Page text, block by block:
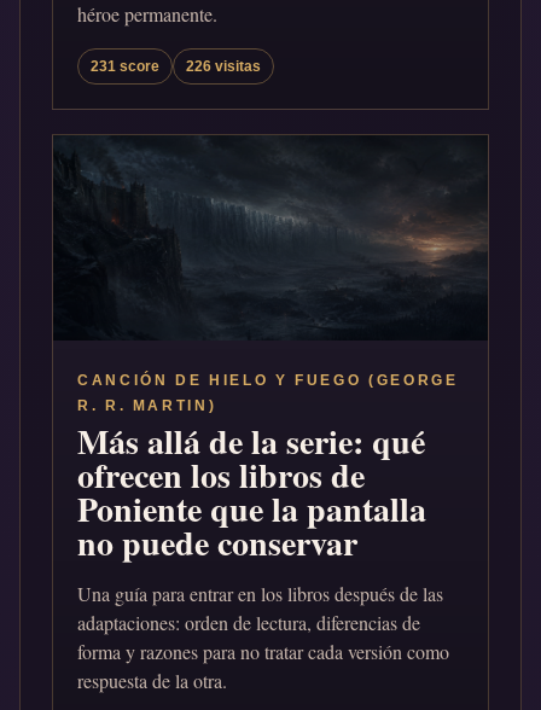
héroe permanente.
231 score 226 visitas
CANCIÓN DE HIELO Y FUEGO (GEORGE
R. R. MARTIN)
Más allá de la serie: qué
ofrecen los libros de
Poniente que la pantalla
no puede conservar
Una guía para entrar en los libros después de las
adaptaciones: orden de lectura, diferencias de
forma y razones para no tratar cada versión como
respuesta de la otra.